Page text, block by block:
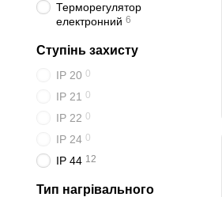
Терморегулятор
електронний 6
Ступінь захисту
IP 20 0
IP 21 0
IP 22 0
IP 24 0
IP 44 12
Тип нагрівального